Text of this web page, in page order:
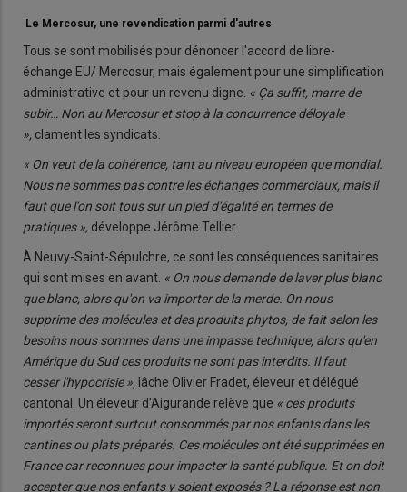
Le Mercosur, une revendication parmi d'autres
Tous se sont mobilisés pour dénon­cer l'accord de libre-
échange EU/ Mercosur, mais également pour une simplification
administrative et pour un revenu digne. « Ça suffit, marre de
subir… Non au Mercosur et stop à la concurrence déloyale
», clament les syndicats.
« On veut de la cohérence, tant au niveau européen que mondial.
Nous ne sommes pas contre les échanges commerciaux, mais il
faut que l'on soit tous sur un pied d'égalité en termes de
pratiques », développe Jérôme Tellier.
À Neuvy-Saint-Sépulchre, ce sont les conséquences sanitaires
qui sont mises en avant. « On nous demande de laver plus blanc
que blanc, alors qu'on va importer de la merde. On nous
supprime des molécules et des produits phytos, de fait selon les
besoins nous sommes dans une impasse technique, alors qu'en
Amérique du Sud ces pro­duits ne sont pas interdits. Il faut
cesser l'hypocrisie », lâche Olivier Fradet, éleveur et délégué
canto­nal. Un éleveur d'Aigurande relève que « ces produits
importés seront surtout consommés par nos enfants dans les
cantines ou plats préparés. Ces molécules ont été supprimées en
France car reconnues pour impacter la santé publique. Et on doit
accepter que nos enfants y soient exposés ? La réponse est non